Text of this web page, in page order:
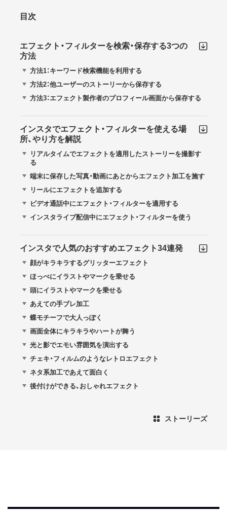
目次
エフェクト・フィルターを検索・保存する3つの
方法
方法1：キーワード検索機能を利用する
方法2：他ユーザーのストーリーから保存する
方法3：エフェクト製作者のプロフィール画面から保存する
インスタでエフェクト・フィルターを使える場
所、やり方を解説
リアルタイムでエフェクトを適用したストーリーを撮影す
る
端末に保存した写真・動画にあとからエフェクト加工を施す
リールにエフェクトを追加する
ビデオ通話中にエフェクト・フィルターを適用する
インスタライブ配信中にエフェクト・フィルターを使う
インスタで人気のおすすめエフェクト34連発
顔がキラキラするグリッターエフェクト
ほっぺにイラストやマークを乗せる
頭にイラストやマークを乗せる
あえての手ブレ加工
蝶モチーフで大人っぽく
画面全体にキラキラやハートが舞う
光と影でエモい雰囲気を演出する
チェキ・フィルムのようなレトロエフェクト
ネタ系加工であえて面白く
後付けができる、おしゃれエフェクト
ストーリーズ